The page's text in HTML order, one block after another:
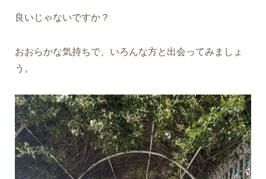
良いじゃないですか？
おおらかな気持ちで、いろんな方と出会ってみましょ
う。